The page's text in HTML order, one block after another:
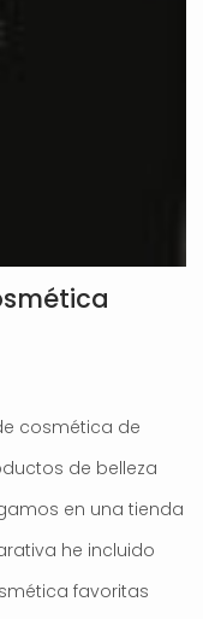
cosmética de
de belleza
en una tienda
he incluido
favoritas